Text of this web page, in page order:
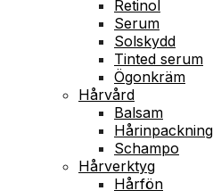
Retinol
Serum
Solskydd
Tinted serum
Ögonkräm
Hårvård
Balsam
Hårinpackning
Schampo
Hårverktyg
Hårfön